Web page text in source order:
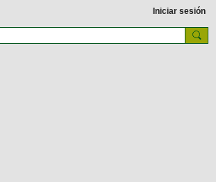
Iniciar sesión